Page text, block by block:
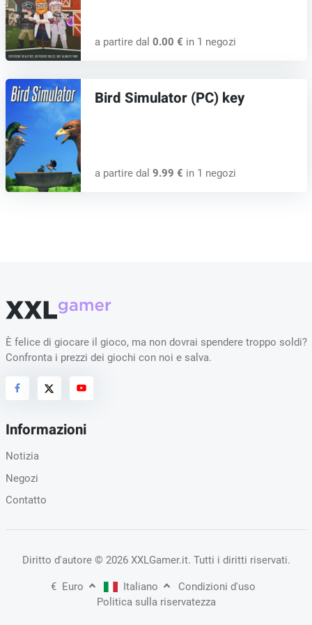
a partire dal 0.00 € in 1 negozi
Bird Simulator (PC) key
a partire dal 9.99 € in 1 negozi
È felice di giocare il gioco, ma non dovrai spendere troppo soldi?
Confronta i prezzi dei giochi con noi e salva.
Informazioni
Notizia
Negozi
Contatto
Diritto d'autore © 2026 XXLGamer.it. Tutti i diritti riservati.
€ Euro Italiano
Condizioni d'uso
Politica sulla riservatezza